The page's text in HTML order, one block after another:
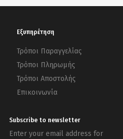
Εξυπηρέτηση
Τρόποι Παραγγελίας
Τρόποι Πληρωμής
Τρόποι Αποστολής
Επικοινωνία
Subscribe to newsletter
Enter your email address for